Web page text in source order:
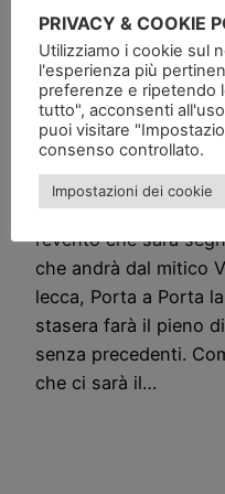
libero
(immagine via
l’evento che sarà
che andrà dal mitico
lecca, Porta a Porta
stasera farà il pieno
senza precedenti.
che ci sarà il…
PRIVACY & COOKIE
Utilizziamo i cookie sul
l'esperienza più
preferenze e ripetendo
tutto", acconsenti
puoi visitare
consenso controllato.
Impostazioni dei cookie